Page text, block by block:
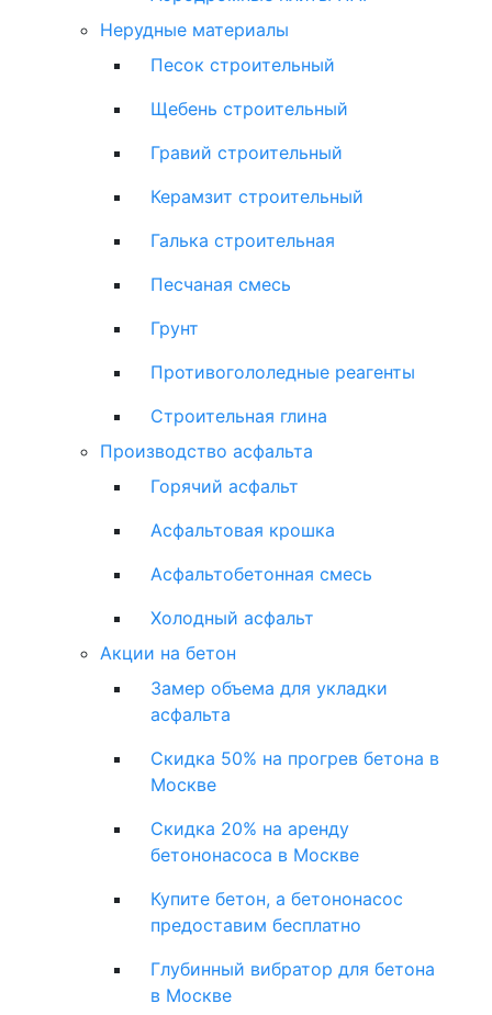
Нерудные материалы
Песок строительный
Щебень строительный
Гравий строительный
Керамзит строительный
Галька строительная
Песчаная смесь
Грунт
Противогололедные реагенты
Строительная глина
Производство асфальта
Горячий асфальт
Асфальтовая крошка
Асфальтобетонная смесь
Холодный асфальт
Акции на бетон
Замер объема для укладки
асфальта
Скидка 50% на прогрев бетона в
Москве
Скидка 20% на аренду
бетононасоса в Москве
Купите бетон, а бетононасос
предоставим бесплатно
Глубинный вибратор для бетона
в Москве